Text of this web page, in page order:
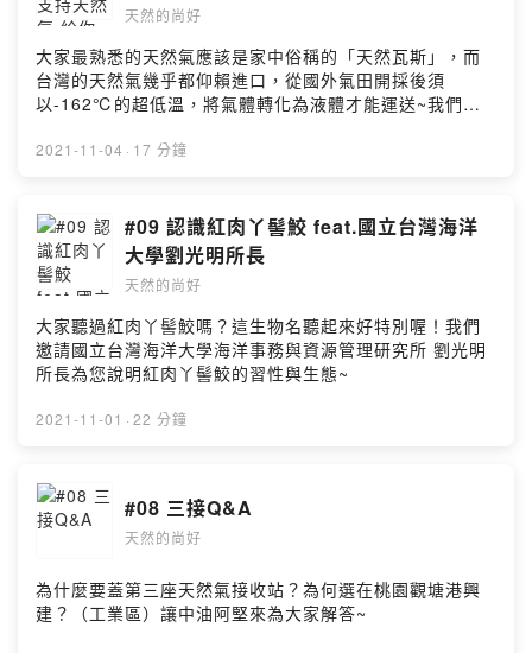
天然的尚好
大家最熟悉的天然氣應該是家中俗稱的「天然瓦斯」，而
台灣的天然氣幾乎都仰賴進口，從國外氣田開採後須
以-162℃的超低溫，將氣體轉化為液體才能運送~我們邀
2021-11-04 · 17 分鐘
#09 認識紅肉丫髻鮫 feat.國立台灣海洋
大學劉光明所長
天然的尚好
大家聽過紅肉丫髻鮫嗎？這生物名聽起來好特別喔！我們
邀請國立台灣海洋大學海洋事務與資源管理研究所 劉光明
所長為您說明紅肉丫髻鮫的習性與生態~
2021-11-01 · 22 分鐘
#08 三接Q&A
天然的尚好
為什麼要蓋第三座天然氣接收站？為何選在桃園觀塘港興
建？（工業區）讓中油阿堅來為大家解答~